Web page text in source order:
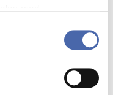
- og kan altid trække